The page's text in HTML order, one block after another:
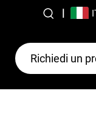
|
Richiedi un